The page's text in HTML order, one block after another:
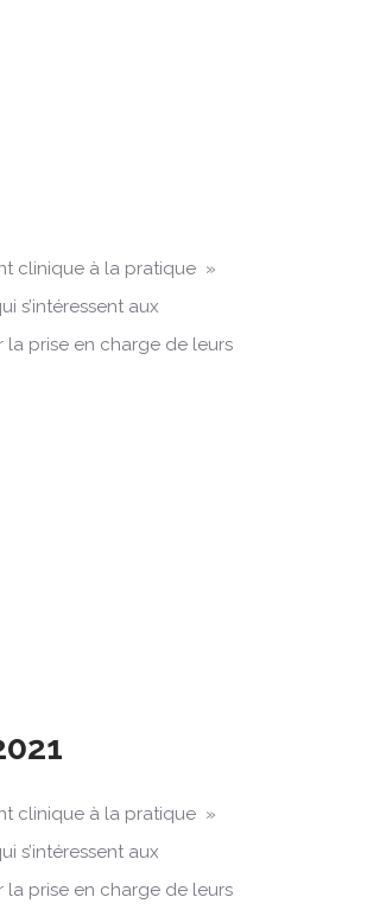
clinique à la pratique »
s’intéressent aux
la prise en charge de leurs
clinique à la pratique »
s’intéressent aux
la prise en charge de leurs